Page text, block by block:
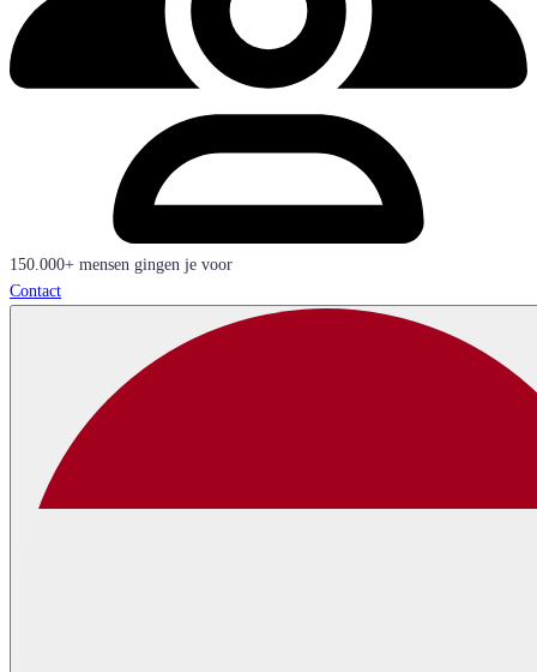
150.000+ mensen gingen je voor
Contact